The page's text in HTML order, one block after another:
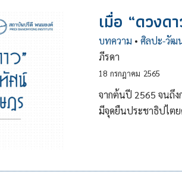
เมื่อ “ดวง
บทความ • ศิลปะ-วัฒ
ภีรดา
18 กรกฎาคม 2565
จากต้นปี 2565 จนถึ
มีจุดยืนประชาธิปไต